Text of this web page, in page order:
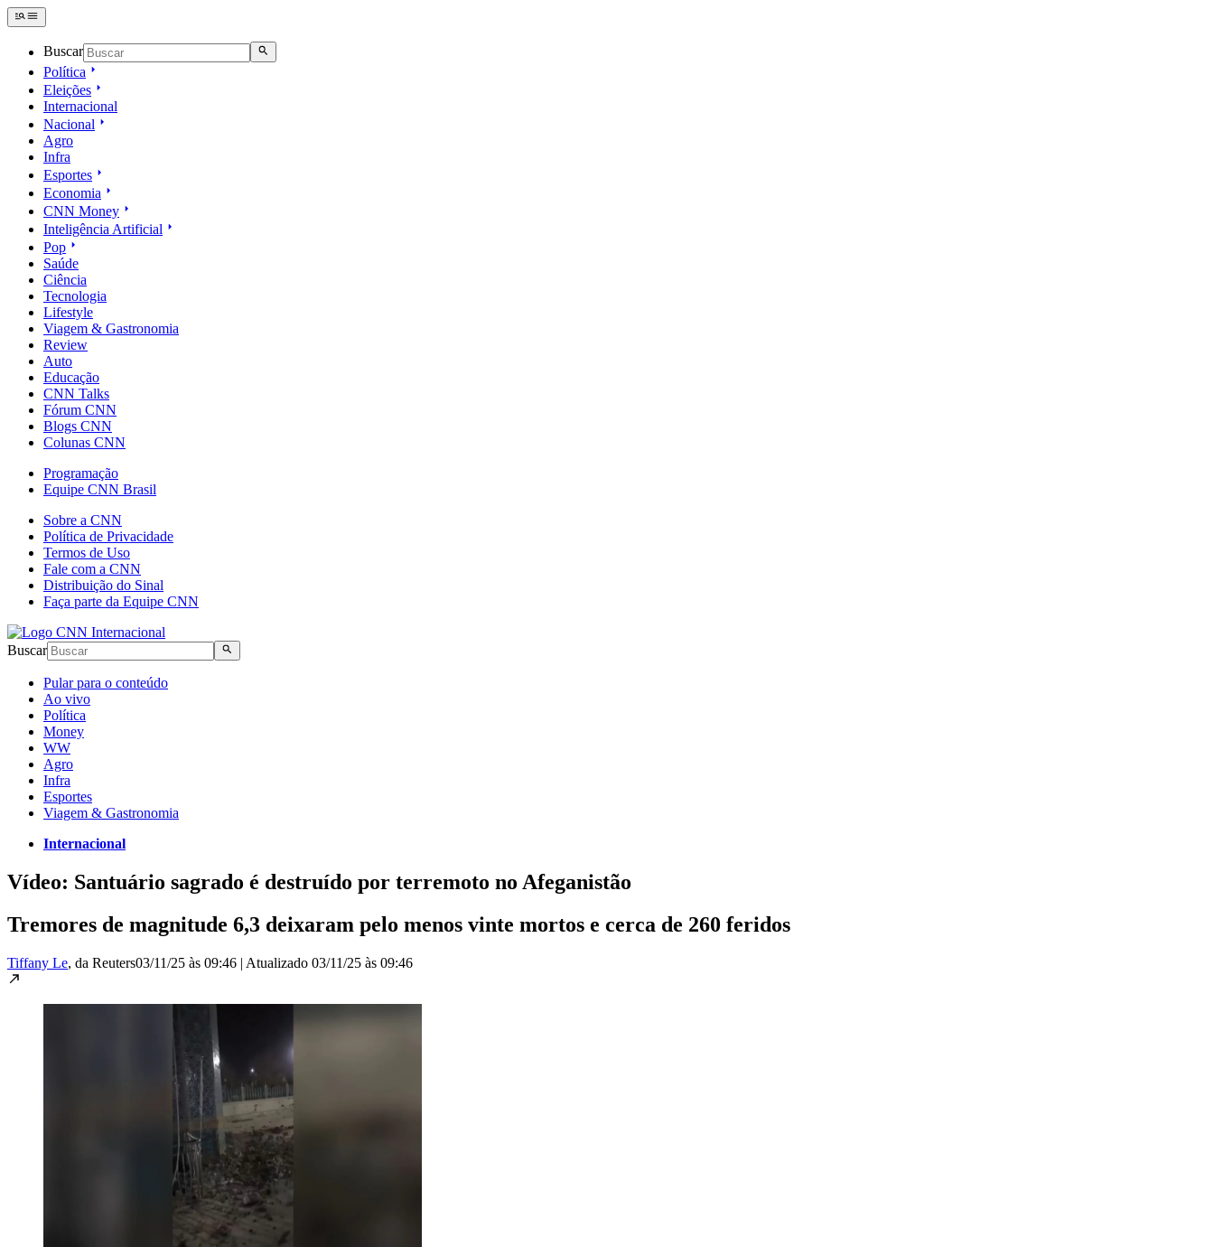
Buscar
Política
Eleições
Internacional
Nacional
Agro
Infra
Esportes
Economia
CNN Money
Inteligência Artificial
Pop
Saúde
Ciência
Tecnologia
Lifestyle
Viagem & Gastronomia
Review
Auto
Educação
CNN Talks
Fórum CNN
Blogs CNN
Colunas CNN
Programação
Equipe CNN Brasil
Sobre a CNN
Política de Privacidade
Termos de Uso
Fale com a CNN
Distribuição do Sinal
Faça parte da Equipe CNN
Buscar
Pular para o conteúdo
Ao vivo
Política
Money
WW
Agro
Infra
Esportes
Viagem & Gastronomia
Internacional
Vídeo: Santuário sagrado é destruído por terremoto no Afeganistão
Tremores de magnitude 6,3 deixaram pelo menos vinte mortos e cerca de 260 feridos
Tiffany Le, da Reuters03/11/25 às 09:46 | Atualizado 03/11/25 às 09:46